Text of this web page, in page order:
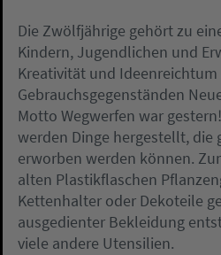
Die Zwölfjährige gehört zu
Kindern, Jugendlichen und
Kreativität und
Gebrauchsgegenständen
Motto Wegwerfen war gestern!
werden Dinge hergestellt, die
erworben werden können.
alten Plastikflaschen
Kettenhalter oder Dekoteile
ausgedienter Bekleidung
viele andere Utensilien.